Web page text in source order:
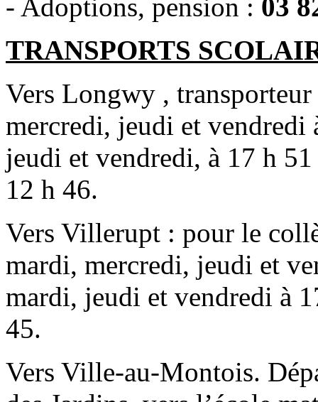
- Adoptions, pension : 03
TRANSPORTS
Vers Longwy ,
mercredi, jeudi et
jeudi et vendredi, à 17 h
12 h 46.
Vers Villerupt : pour le
mardi, mercredi, jeudi et
mardi, jeudi et vendredi à
45.
Vers Ville-au-Montois.